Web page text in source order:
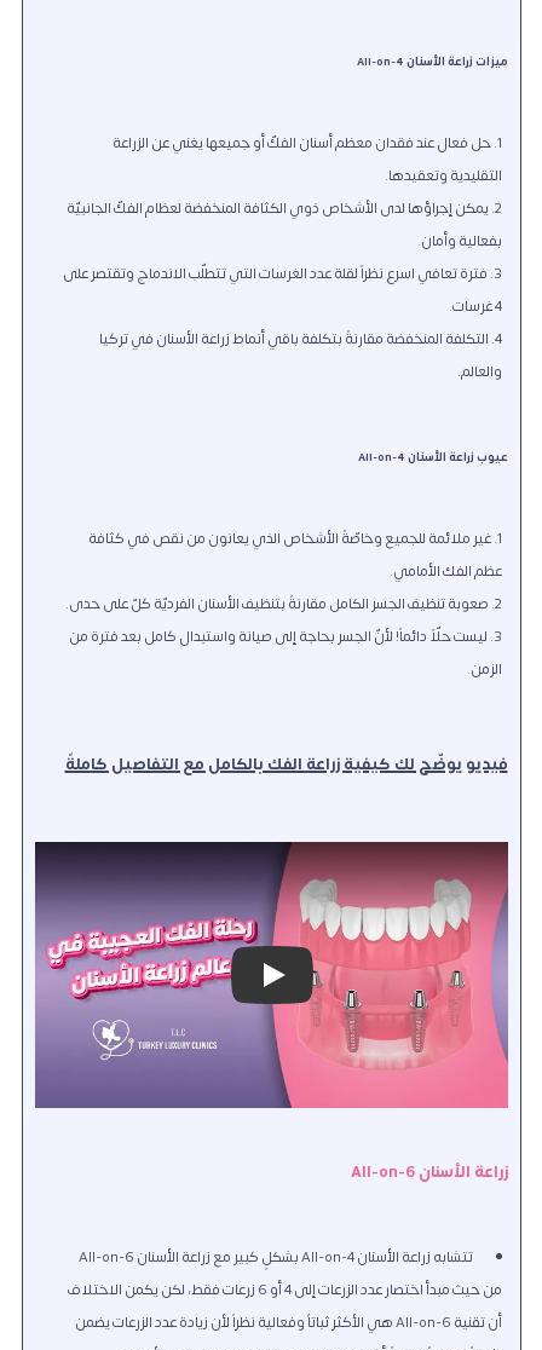
ميزات زراعة الأسنان All-on-4
حل فعال عند فقدان معظم أسنان الفكّ أو جميعها يغني عن الزراعة
التقليدية وتعقيدها.
يمكن إجراؤها لدى الأشخاص ذوي الكثافة المنخفضة لعظام الفكّ الجانبيّة
بفعالية وأمان.
فترة تعافي اسرع نظراً لقلة عدد الغرسات التي تتطلّب الاندماج وتقتصر على
4 غرسات.
التكلفة المنخفضة مقارنةً بتكلفة باقي أنماط زراعة الأسنان في تركيا
والعالم.
عيوب زراعة الأسنان All-on-4
غير ملائمة للجميع وخاصّةً الأشخاص الذي يعانون من نقص في كثافة
عظم الفك الأمامي.
صعوبة تنظيف الجسر الكامل مقارنةً بتنظيف الأسنان الفرديّة كلّ على حدى.
ليست حلّاً دائماً! لأنّ الجسر بحاجة إلى صيانة واستبدال كامل بعد فترة من
الزمن.
فيديو يوضّح لك كيفية زراعة الفك بالكامل مع التفاصيل كاملةً
Play
زراعة الأسنان All-on-6
تتشابه زراعة الأسنان All-on-4 بشكلٍ كبير مع زراعة الأسنان All-on-6
من حيث مبدأ اختصار عدد الزرعات إلى 4 أو 6 زرعات فقط
، لكن يكمن الاختلاف
أن تقنية All-on-6 هي الأكثر ثباتاُ وفعالية نظراً لأن زيادة عدد الزرعات يضمن